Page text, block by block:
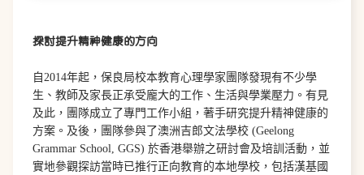
探討提升精神健康的方向
自2014年起，保良局校本教育心理學家團隊發現有不少學
生、教師及家長正承受龐大的工作、生活與學業壓力。有見
及此，團隊成立了專門工作小組，著手研究提升精神健康的
方案。及後，團隊參與了澳洲吉郎文法學校 (Geelong
Grammar School, GGS) 於香港舉辦之研討會及培訓活動，並
實地參觀探訪當時已推行正向教育的本地學校，包括漢基國